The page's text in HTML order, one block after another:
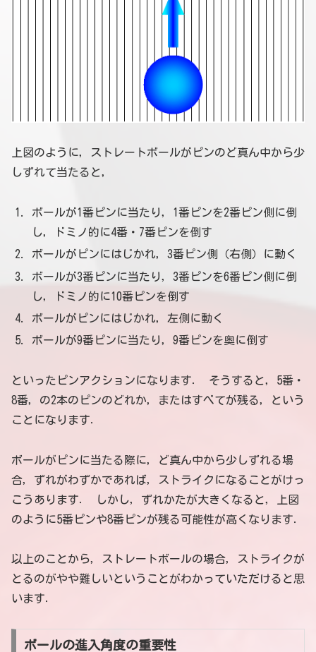
上図のように，ストレートボールがピンのど真ん中から少
しずれて当たると，
ボールが1番ピンに当たり，1番ピンを2番ピン側に倒
し，ドミノ的に4番・7番ピンを倒す
ボールがピンにはじかれ，3番ピン側（右側）に動く
ボールが3番ピンに当たり，3番ピンを6番ピン側に倒
し，ドミノ的に10番ピンを倒す
ボールがピンにはじかれ，左側に動く
ボールが9番ピンに当たり，9番ピンを奥に倒す
といったピンアクションになります． そうすると，5番・
8番，の2本のピンのどれか，またはすべてが残る，という
ことになります．
ボールがピンに当たる際に，ど真ん中から少しずれる場
合，ずれがわずかであれば，ストライクになることがけっ
こうあります． しかし，ずれかたが大きくなると，上図
のように5番ピンや8番ピンが残る可能性が高くなります．
以上のことから，ストレートボールの場合，ストライクが
とるのがやや難しいということがわかっていただけると思
います．
ボールの進入角度の重要性